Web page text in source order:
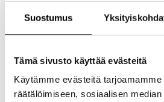
Suostumus
Tämä sivusto käyttää evästeitä
Käytämme evästeitä
räätälöimiseen, sosiaalisen